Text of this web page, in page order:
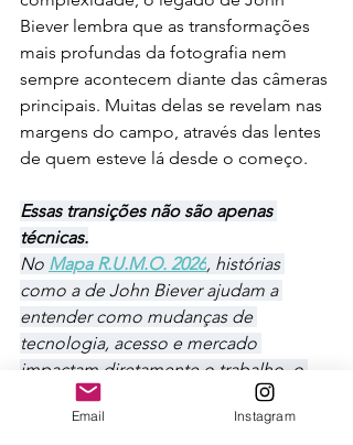
Biever lembra que as transformações
mais profundas da fotografia nem
sempre acontecem diante das câmeras
principais. Muitas delas se revelam nas
margens do campo, através das lentes
de quem esteve lá desde o começo.
Essas transições não são apenas
técnicas.
No Mapa R.U.M.O. 2026, histórias
como a de John Biever ajudam a
entender como mudanças de
tecnologia, acesso e mercado
impactam diretamente o trabalho, o
valor e a presença de quem vive da
imagem.Email Instagram